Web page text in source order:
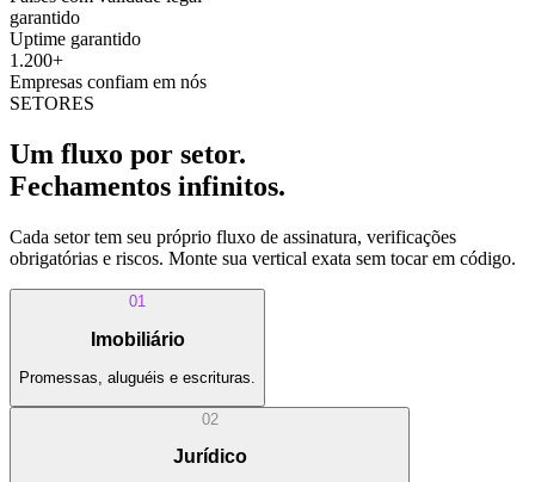
garantido
Uptime garantido
1.200+
Empresas confiam em nós
SETORES
Um fluxo por setor.
Fechamentos infinitos.
Cada setor tem seu próprio fluxo de assinatura, verificações
obrigatórias e riscos. Monte sua vertical exata sem tocar em código.
01
Imobiliário
Promessas, aluguéis e escrituras.
02
Jurídico